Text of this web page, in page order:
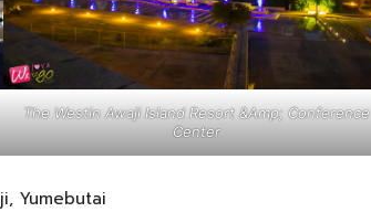
The Westin Awaji Island Resort &Amp; Conference
Center
Yumebutai